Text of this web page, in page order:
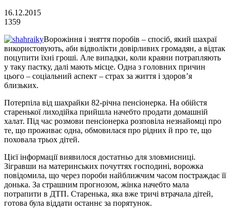
16.12.2015
1359
Ворожіння і зняття поробів – спосіб, який шахраї
використовують, аби відволікти довірливих громадян, а відтак
поцупити їхні гроші. Але випадки, коли краяни потрапляють
у таку пастку, далі мають місце. Одна з головних причин
цього – соціальний аспект – страх за життя і здоров’я
близьких.
Потерпіла від шахрайки 82-річна пенсіонерка. На обійстя
старенької лиходійка прийшла начебто продати домашній
халат. Під час розмови пенсіонерка розповіла незнайомці про
те, що проживає одна, обмовилася про рідних й про те, що
поховала трьох дітей.
Цієї інформації виявилося достатньо для зловмисниці.
Зігравши на материнських почуттях господині, ворожка
повідомила, що через пороби найближчим часом постраждає її
донька. За страшним прогнозом, жінка начебто мала
потрапити в ДТП. Старенька, яка вже тричі втрачала дітей,
готова була віддати останнє за порятунок.